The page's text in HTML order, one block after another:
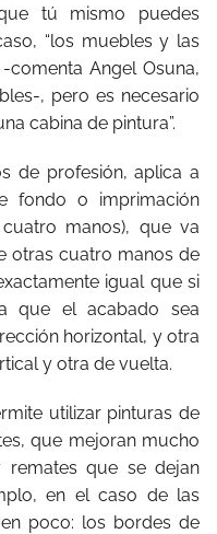
tú mismo puedes
“los muebles y las
Angel Osuna,
, pero es necesario
cabina de pintura”.
de profesión, aplica a
fondo o imprimación
manos), que va
otras cuatro manos de
igual que si
que el acabado sea
horizontal, y otra
y otra de vuelta.
utilizar pinturas de
que mejoran mucho
remates que se dejan
en el caso de las
poco: los bordes de